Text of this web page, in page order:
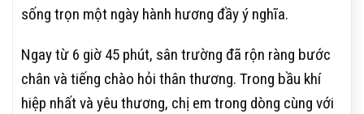
sống trọn một ngày hành hương đầy ý nghĩa.
Ngay từ 6 giờ 45 phút, sân trường đã rộn ràng bước
chân và tiếng chào hỏi thân thương. Trong bầu khí
hiệp nhất và yêu thương, chị em trong dòng cùng với